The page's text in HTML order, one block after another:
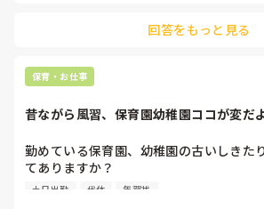
回答をもっと見る
保育・お仕事
昔ながら風習、保育園幼稚園ココが変だ
勤めている保育園、幼稚園の古いしきた
てありますか？
土日出勤 代休 年賀状